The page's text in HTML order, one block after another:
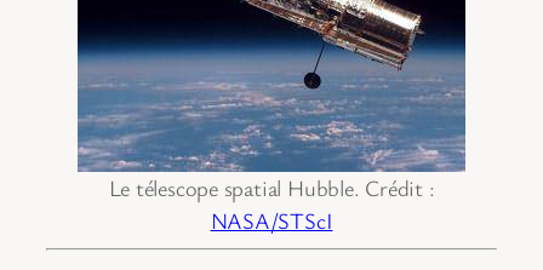
Le télescope spatial Hubble. Crédit :
NASA/STScI